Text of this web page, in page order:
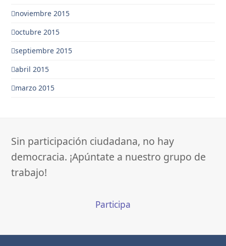
noviembre 2015
octubre 2015
septiembre 2015
abril 2015
marzo 2015
Sin participación ciudadana, no hay
democracia. ¡Apúntate a nuestro grupo de
trabajo!
Participa